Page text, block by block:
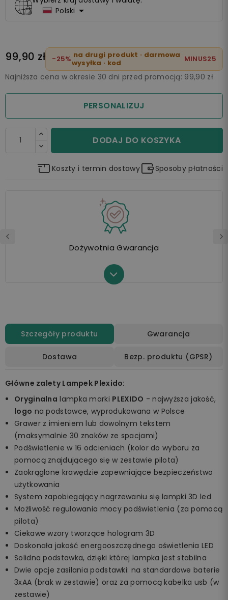
Polski 
99,90 zł -25% na drugi produkt · darmowa
wysyłka · kod
MINUS25
Najniższa cena w okresie 30 dni przed promocją: 99,90 zł
PERSONALIZUJ
DODAJ DO KOSZYKA
Koszty i termin dostawy Sposoby płatności
Dożywotnia Gwarancja
Szczegóły produktu Gwarancja
Dostawa Bezp. produktu (GPSR)
Główne zalety Lampek Plexido:
Oryginalna lampka marki PLEXIDO - najwyższa jakość,
logo na podstawce, wyprodukowana w Polsce
Grawer z imieniem lub dowolnym tekstem
(maksymalnie 30 znaków ze spacjami)
Podświetlenie w 16 odcieniach (kolor do wyboru za
pomocą znajdującego się w zestawie pilota)
Zaokrąglone krawędzie zapewniające bezpieczeństwo
użytkowania
System zapobiegający nagrzewaniu się lampki 3D led
Możliwość regulowania mocy podświetlenia (za pomocą
pilota)
Ciekawe wzory tworzące hologram 3D
Doskonała jakość energooszczędnego oświetlenia LED
Solidna podstawka, dzięki której lampka jest stabilna
Dwie opcje zasilania podstawki: na standardowe baterie
3xAA (brak w zestawie) oraz za pomocą kabelka usb (w
zestawie)